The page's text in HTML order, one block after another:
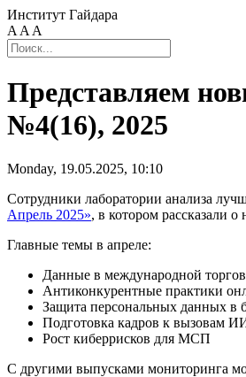
Институт Гайдара
A A A
Представляем
№4(16), 2025
Monday, 19.05.2025, 10:10
Сотрудники лаборатории анализа
Апрель 2025», в котором рассказали
Главные темы в апреле:
Данные в международной
Антиконкурентные практики
Защита персональных данных в
Подготовка кадров к вызовам
Рост киберрисков для МСП
С другими выпусками мониторинга